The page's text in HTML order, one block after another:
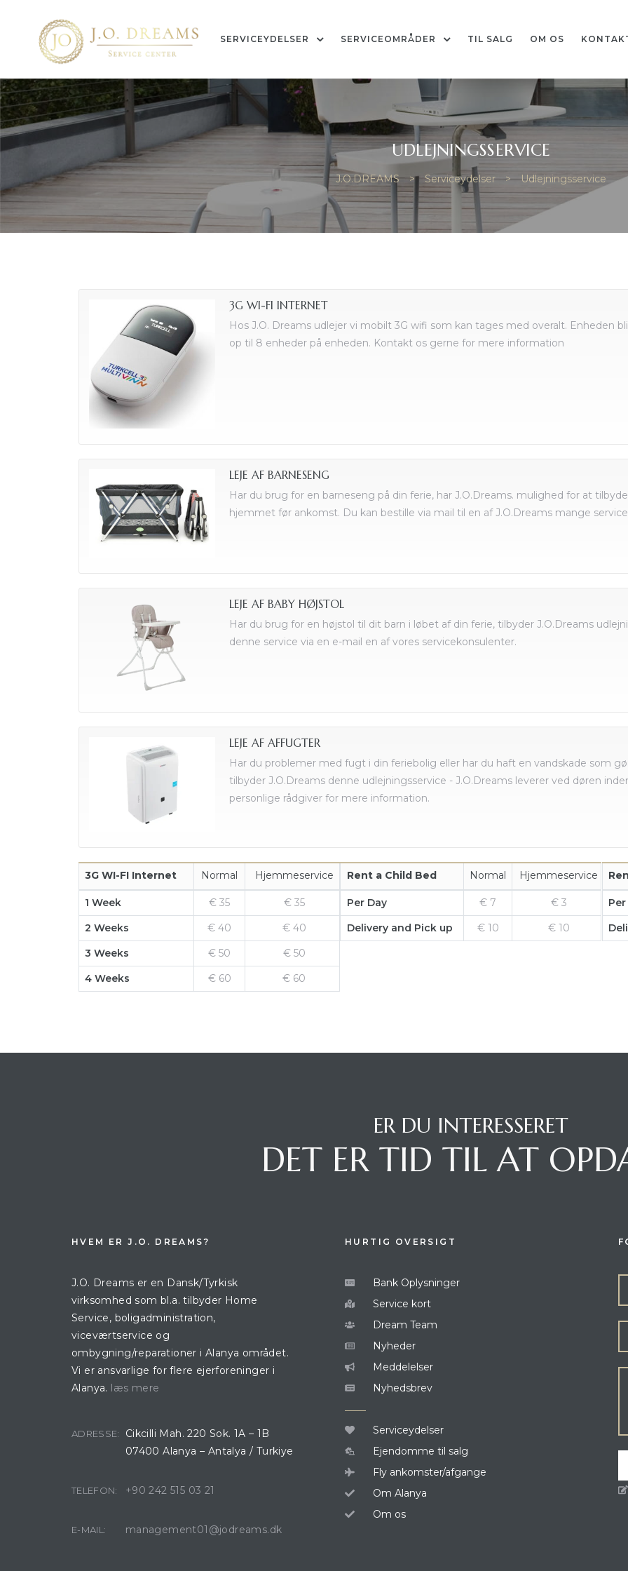
SERVICEYDELSER SERVICEOMRÅDER TIL SALG OM OS
UDLEJNINGSSERVICE
J.O.DREAMS > Serviceydelser > Udlejningsservice
3G WI-FI INTERNET
Hos J.O. Dreams udlejer vi mobilt 3G wifi som kan tages med overalt. Enheden
op til 8 enheder på enheden. Kontakt os gerne for mere information
LEJE AF BARNESENG
Har du brug for en barneseng på din ferie, har J.O.Dreams. mulighed for at
hjemmet før ankomst. Du kan bestille via mail til en af J.O.Dreams mange
LEJE AF BABY HØJSTOL
Har du brug for en højstol til dit barn i løbet af din ferie, tilbyder J.O.Dreams
denne service via en e-mail en af vores servicekonsulenter.
LEJE AF AFFUGTER
Har du problemer med fugt i din feriebolig eller har du haft en vandskade som
tilbyder J.O.Dreams denne udlejningsservice - J.O.Dreams leverer ved døren
personlige rådgiver for mere information.
3G WI-FI Internet Normal Hjemmeservice
1 Week € 35
€ 35
2 Weeks
€ 40
€ 40
3 Weeks
€ 50
€ 50
4 Weeks
€ 60 € 60
Rent a Child Bed Normal Hjemmeservice
Per Day € 7
€ 3
Delivery and Pick up
€ 10 € 10
ER DU INTERESSERET
DET ER TID TIL AT
HVEM ER J.O. DREAMS?
J.O. Dreams er en Dansk/Tyrkisk
virksomhed som bl.a. tilbyder Home
Service, boligadministration,
viceværtservice og
ombygning/reparationer i Alanya området.
Vi er ansvarlige for flere ejerforeninger i
Alanya. læs mere
ADRESSE:
Cikcilli Mah. 220 Sok. 1A – 1B
07400 Alanya – Antalya / Turkiye
TELEFON: +90 242 515 03 21
E-MAIL: management01@jodreams.dk
HURTIG OVERSIGT
Bank Oplysninger
Service kort
Dream Team
Nyheder
Meddelelser
Nyhedsbrev
Serviceydelser
Ejendomme til salg
Fly ankomster/afgange
Om Alanya
Om os